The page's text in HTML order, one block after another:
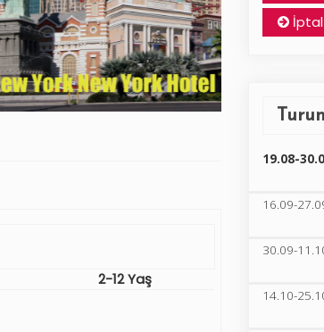
2-12 Yaş
İptal
19.08-
16.09-
30.09-
14.10-